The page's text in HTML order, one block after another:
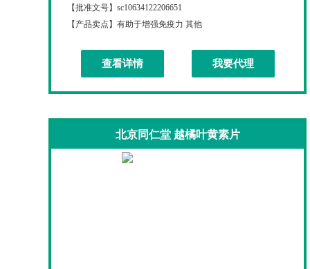
【批准文号】 sc10634122206651
【产品卖点】 有助于增强免疫力 其他
查看详情 我要代理
北京同仁堂 越橘叶黄素片